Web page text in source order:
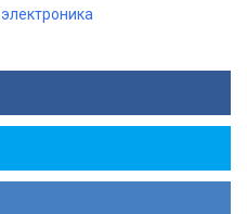
электроника